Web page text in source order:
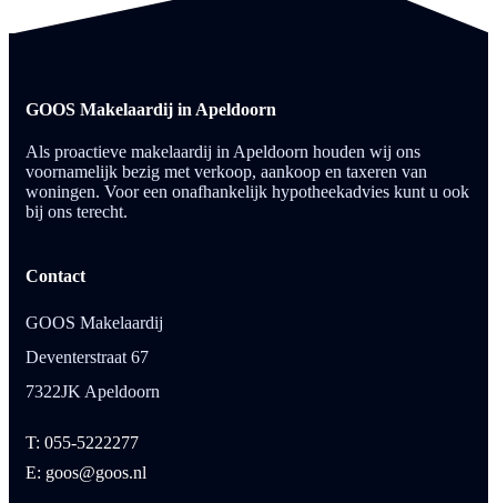
GOOS Makelaardij in Apeldoorn
Als proactieve makelaardij in Apeldoorn houden wij ons
voornamelijk bezig met verkoop, aankoop en taxeren van
woningen. Voor een onafhankelijk hypotheekadvies kunt u ook
bij ons terecht.
Contact
GOOS Makelaardij
Deventerstraat 67
7322JK Apeldoorn
T: 055-5222277
E: goos@goos.nl